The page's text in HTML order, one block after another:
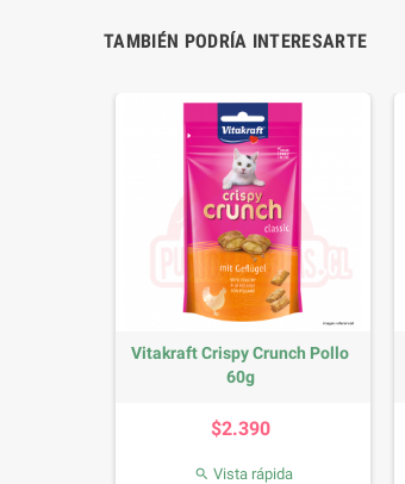
TAMBIÉN PODRÍA INTERESARTE
Vitakraft Crispy Crunch Pollo
60g
$2.390
 Vista rápida